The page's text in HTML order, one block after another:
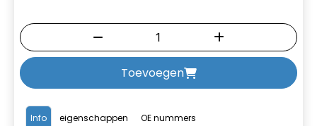
Info eigenschappen OE nummers
Toevoegen